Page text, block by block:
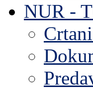
NUR -